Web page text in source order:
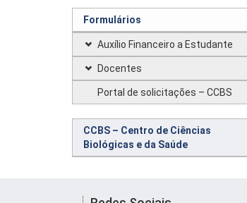
Formulários
Auxílio Financeiro a Estudante
Docentes
Portal de solicitações – CCBS
CCBS – Centro de Ciências
Biológicas e da Saúde